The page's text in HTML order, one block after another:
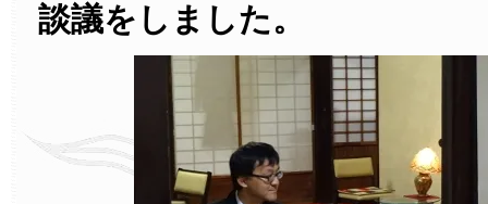
談議をしました。